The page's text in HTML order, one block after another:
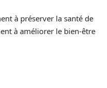
à préserver la santé de
à améliorer le bien-être